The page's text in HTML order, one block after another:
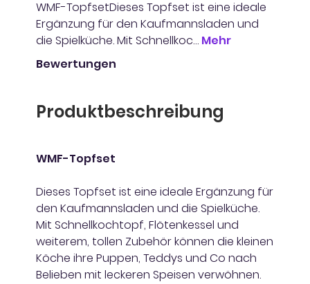
WMF-TopfsetDieses Topfset ist eine ideale
Ergänzung für den Kaufmannsladen und
die Spielküche. Mit Schnellkoc… Mehr
Bewertungen
Produktbeschreibung
WMF-Topfset
Dieses Topfset ist eine ideale Ergänzung für
den Kaufmannsladen und die Spielküche.
Mit Schnellkochtopf, Flötenkessel und
weiterem, tollen Zubehör können die kleinen
Köche ihre Puppen, Teddys und Co nach
Belieben mit leckeren Speisen verwöhnen.